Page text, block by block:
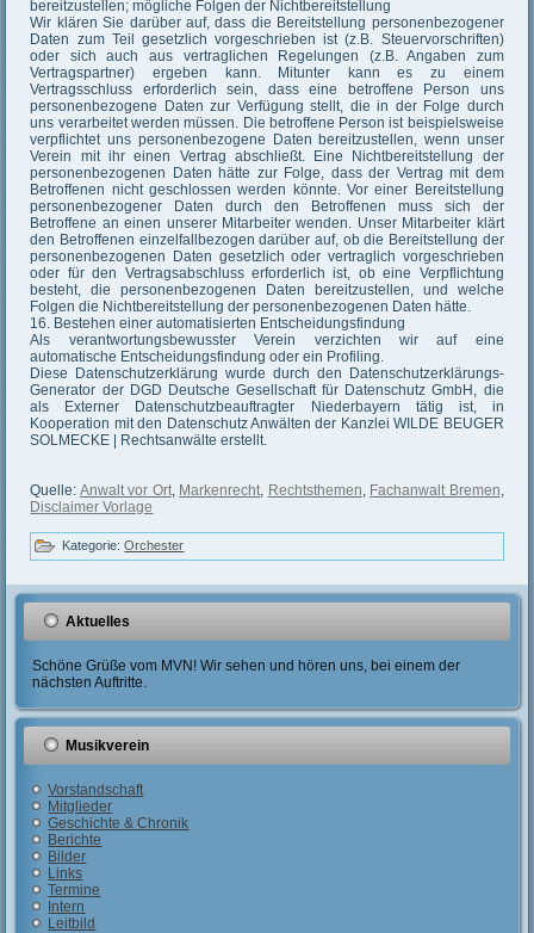
bereitzustellen; mögliche Folgen der Nichtbereitstellung
Wir klären Sie darüber auf, dass die Bereitstellung personenbezogener
Daten zum Teil gesetzlich vorgeschrieben ist (z.B. Steuervorschriften)
oder sich auch aus vertraglichen Regelungen (z.B. Angaben zum
Vertragspartner) ergeben kann. Mitunter kann es zu einem
Vertragsschluss erforderlich sein, dass eine betroffene Person uns
personenbezogene Daten zur Verfügung stellt, die in der Folge durch
uns verarbeitet werden müssen. Die betroffene Person ist beispielsweise
verpflichtet uns personenbezogene Daten bereitzustellen, wenn unser
Verein mit ihr einen Vertrag abschließt. Eine Nichtbereitstellung der
personenbezogenen Daten hätte zur Folge, dass der Vertrag mit dem
Betroffenen nicht geschlossen werden könnte. Vor einer Bereitstellung
personenbezogener Daten durch den Betroffenen muss sich der
Betroffene an einen unserer Mitarbeiter wenden. Unser Mitarbeiter klärt
den Betroffenen einzelfallbezogen darüber auf, ob die Bereitstellung der
personenbezogenen Daten gesetzlich oder vertraglich vorgeschrieben
oder für den Vertragsabschluss erforderlich ist, ob eine Verpflichtung
besteht, die personenbezogenen Daten bereitzustellen, und welche
Folgen die Nichtbereitstellung der personenbezogenen Daten hätte.
16. Bestehen einer automatisierten Entscheidungsfindung
Als verantwortungsbewusster Verein verzichten wir auf eine
automatische Entscheidungsfindung oder ein Profiling.
Diese Datenschutzerklärung wurde durch den Datenschutzerklärungs-
Generator der DGD Deutsche Gesellschaft für Datenschutz GmbH, die
als Externer Datenschutzbeauftragter Niederbayern tätig ist, in
Kooperation mit den Datenschutz Anwälten der Kanzlei WILDE BEUGER
SOLMECKE | Rechtsanwälte erstellt.
Quelle: Anwalt vor Ort, Markenrecht, Rechtsthemen, Fachanwalt Bremen,
Disclaimer Vorlage
Kategorie:Orchester
Aktuelles
Schöne Grüße vom MVN! Wir sehen und hören uns, bei einem der
nächsten Auftritte.
Musikverein
Vorstandschaft
Mitglieder
Geschichte & Chronik
Berichte
Bilder
Links
Termine
Intern
Leitbild